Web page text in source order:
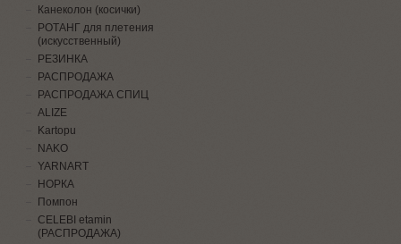
Канеколон (косички)
РОТАНГ для плетения
(искусственный)
PЕЗИНКА
РАСПРОДАЖА
РАСПРОДАЖА СПИЦ
ALIZE
Kartopu
NAKO
YARNART
НОРКА
Помпон
СELEBI etamin
(РАСПРОДАЖА)